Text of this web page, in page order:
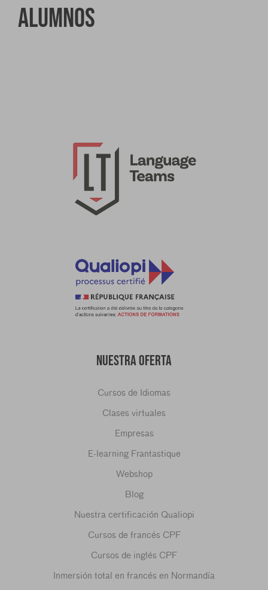
alumnos
NUESTRA OFERTA
Cursos de Idiomas
Clases virtuales
Empresas
E-learning Frantastique
Webshop
Blog
Nuestra certificación Qualiopi
Cursos de francés CPF
Cursos de inglés CPF
Inmersión total en francés en Normandía